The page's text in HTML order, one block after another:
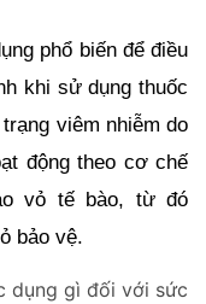
phổ biến để điều
khi sử dụng thuốc
viêm nhiễm do
động theo cơ chế
vỏ tế bào, từ đó
bảo vệ.
dụng gì đối với sức